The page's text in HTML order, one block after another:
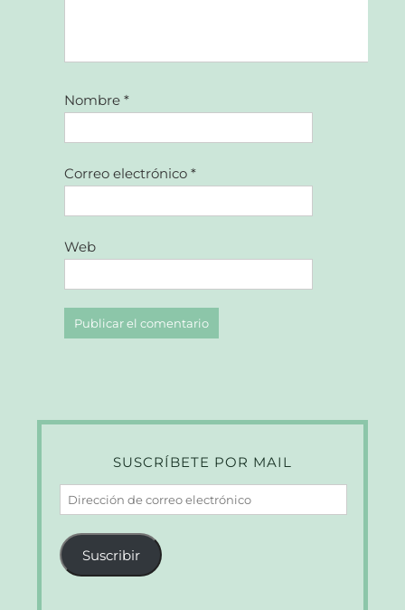
Nombre*
Correo electrónico*
Web
SUSCRÍBETE POR MAIL
Dirección
de
correo
electrónico
Suscribir